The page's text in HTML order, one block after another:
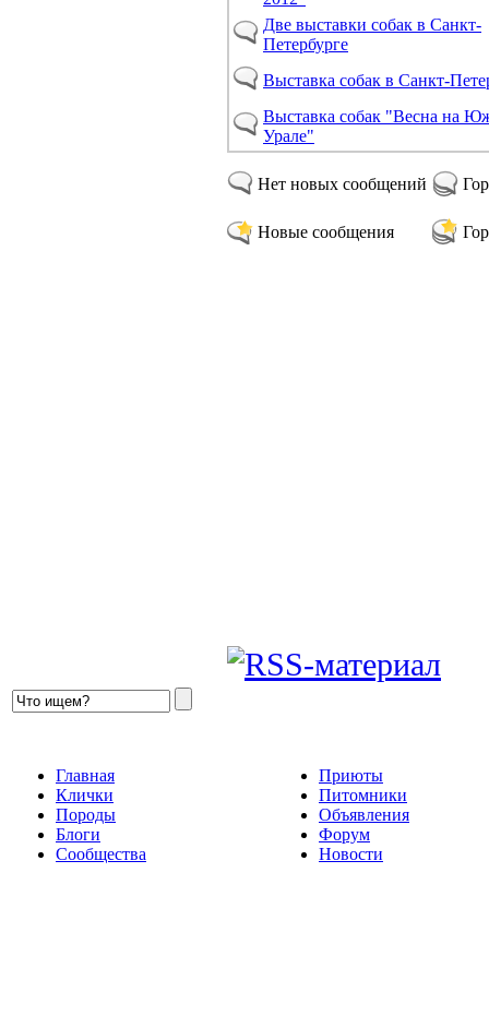
Две выставки собак в Санкт-
Петербурге
Выставка собак в Санкт-
Выставка собак "Весна на
Урале"
Нет новых сообщений
Новые сообщения
Главная
Клички
Породы
Блоги
Сообщества
Приюты
Питомники
Объявления
Форум
Новости